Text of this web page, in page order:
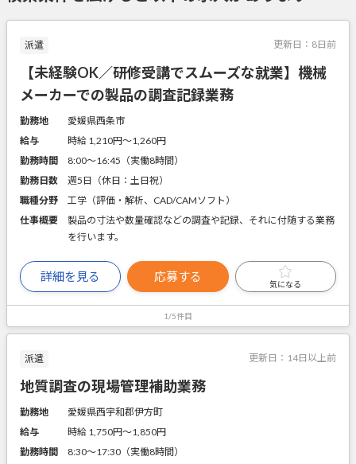
派遣 更新日： 8日前
【未経験OK／研修受講でスムーズな就業】機械
メーカーでの製品の調査記録業務
勤務地
愛媛県西条市
給与
時給 1,210円〜1,260円
勤務時間
8:00～16:45（実働8時間）
勤務日数
週5日（休日：土日祝）
職種分野
工学（評価・解析、CAD/CAMソフト）
仕事概要
製品の寸法や数量確認などの調査や記録、それに付随する業務
を行います。
詳細を見る 応募する
気になる
1/5件目
派遣 更新日： 14日以上前
地質調査の現場管理補助業務
勤務地
愛媛県西宇和郡伊方町
給与
時給 1,750円〜1,850円
勤務時間
8:30～17:30（実働8時間）